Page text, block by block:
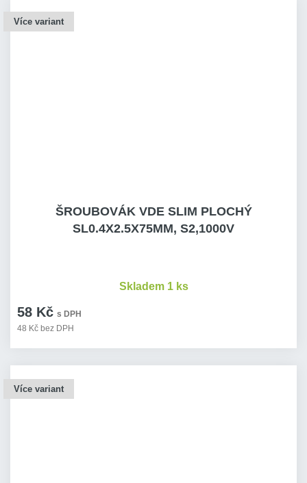
Více variant
ŠROUBOVÁK VDE SLIM PLOCHÝ
SL0.4X2.5X75MM, S2,1000V
58 Kč s DPH
48 Kč bez DPH
Skladem 1 ks
Více variant